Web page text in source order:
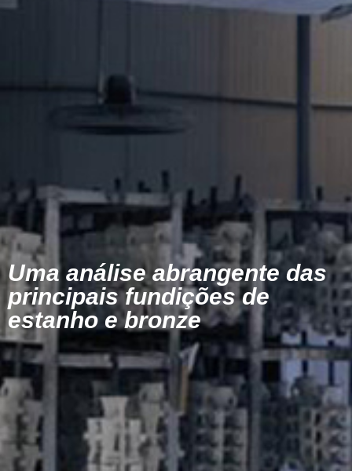
Uma análise abrangente das
principais fundições de
estanho e bronze